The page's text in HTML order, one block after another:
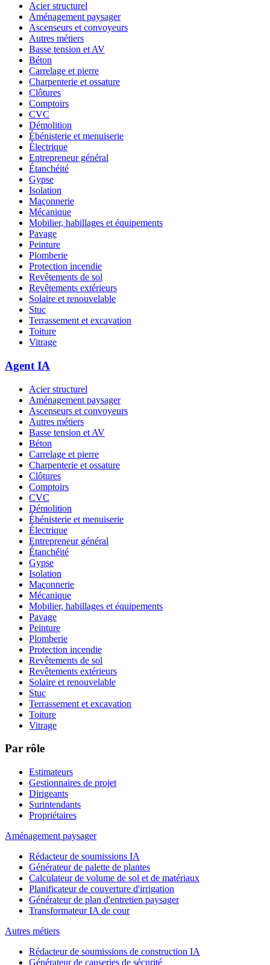
Acier structurel
Aménagement paysager
Ascenseurs et convoyeurs
Autres métiers
Basse tension et AV
Béton
Carrelage et pierre
Charpenterie et ossature
Clôtures
Comptoirs
CVC
Démolition
Ébénisterie et menuiserie
Électrique
Entrepreneur général
Étanchéité
Gypse
Isolation
Maçonnerie
Mécanique
Mobilier, habillages et équipements
Pavage
Peinture
Plomberie
Protection incendie
Revêtements de sol
Revêtements extérieurs
Solaire et renouvelable
Stuc
Terrassement et excavation
Toiture
Vitrage
Agent IA
Acier structurel
Aménagement paysager
Ascenseurs et convoyeurs
Autres métiers
Basse tension et AV
Béton
Carrelage et pierre
Charpenterie et ossature
Clôtures
Comptoirs
CVC
Démolition
Ébénisterie et menuiserie
Électrique
Entrepreneur général
Étanchéité
Gypse
Isolation
Maçonnerie
Mécanique
Mobilier, habillages et équipements
Pavage
Peinture
Plomberie
Protection incendie
Revêtements de sol
Revêtements extérieurs
Solaire et renouvelable
Stuc
Terrassement et excavation
Toiture
Vitrage
Par rôle
Estimateurs
Gestionnaires de projet
Dirigeants
Surintendants
Propriétaires
Aménagement paysager
Rédacteur de soumissions IA
Générateur de palette de plantes
Calculateur de volume de sol et de matériaux
Planificateur de couverture d'irrigation
Générateur de plan d'entretien paysager
Transformateur IA de cour
Autres métiers
Rédacteur de soumissions de construction IA
Générateur de causeries de sécurité